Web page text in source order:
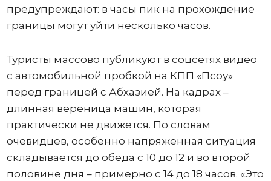
предупреждают: в часы пик на прохождение
границы могут уйти несколько часов.
Туристы массово публикуют в соцсетях видео
с автомобильной пробкой на КПП «Псоу»
перед границей с Абхазией. На кадрах –
длинная вереница машин, которая
практически не движется. По словам
очевидцев, особенно напряженная ситуация
складывается до обеда с 10 до 12 и во второй
половине дня – примерно с 14 до 18 часов. «Это